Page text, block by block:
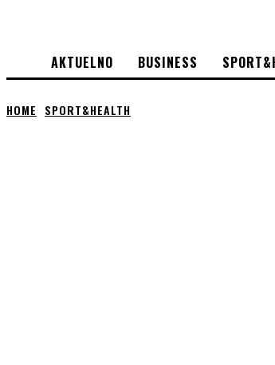
AKTUELNO BUSINESS
HOME SPORT&HEALTH